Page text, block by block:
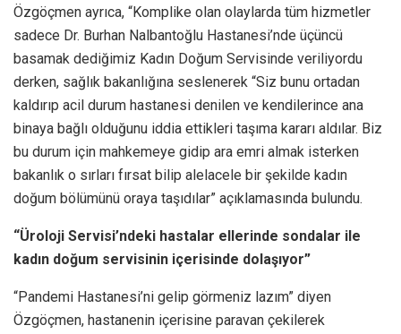
Özgöçmen ayrıca, “Komplike olan olaylarda tüm hizmetler
sadece Dr. Burhan Nalbantoğlu Hastanesi’nde üçüncü
basamak dediğimiz Kadın Doğum Servisinde veriliyordu
derken, sağlık bakanlığına seslenerek “Siz bunu ortadan
kaldırıp acil durum hastanesi denilen ve kendilerince ana
binaya bağlı olduğunu iddia ettikleri taşıma kararı aldılar. Biz
bu durum için mahkemeye gidip ara emri almak isterken
bakanlık o sırları fırsat bilip alelacele bir şekilde kadın
doğum bölümünü oraya taşıdılar” açıklamasında bulundu.
“Üroloji Servisi’ndeki hastalar ellerinde sondalar ile
kadın doğum servisinin içerisinde dolaşıyor”
“Pandemi Hastanesi’ni gelip görmeniz lazım” diyen
Özgöçmen, hastanenin içerisine paravan çekilerek